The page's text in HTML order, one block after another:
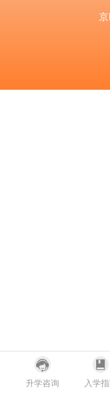
升学咨询 入学